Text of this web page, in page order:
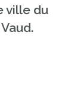
ville du